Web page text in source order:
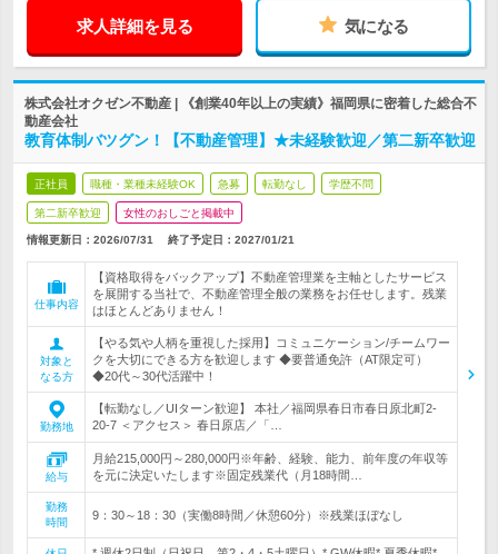
求人詳細を見る 気になる
株式会社オクゼン不動産 | 《創業40年以上の実績》福岡県に密着した総合不
動産会社
教育体制バツグン！【不動産管理】★未経験歓迎／第二新卒歓迎
正社員 職種・業種未経験OK 急募 転勤なし 学歴不問
第二新卒歓迎 女性のおしごと掲載中
情報更新日：2026/07/31 終了予定日： 2027/01/21
仕事内容
【資格取得をバックアップ】不動産管理業を主軸としたサービス
を展開する当社で、不動産管理全般の業務をお任せします。残業
はほとんどありません！
対象と
なる方
【やる気や人柄を重視した採用】コミュニケーション/チームワー
クを大切にできる方を歓迎します ◆要普通免許（AT限定可）
◆20代～30代活躍中！
勤務地
【転勤なし／UIターン歓迎】 本社／福岡県春日市春日原北町2-
20-7 ＜アクセス＞ 春日原店／「…
給与
月給215,000円～280,000円※年齢、経験、能力、前年度の年収等
を元に決定いたします※固定残業代（月18時間…
勤務
時間
9：30～18：30（実働8時間／休憩60分）※残業ほぼなし